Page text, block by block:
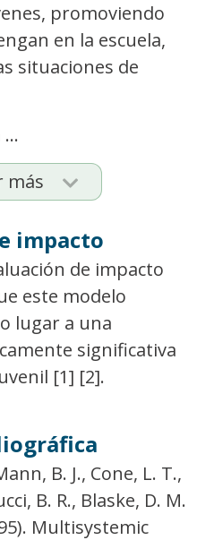
promoviendo
en la escuela,
situaciones de
más
impacto
de impacto
este modelo
lugar a una
significativa
[1] [2].
B. J., Cone, L. T.,
B. R., Blaske, D. M.
Multisystemic